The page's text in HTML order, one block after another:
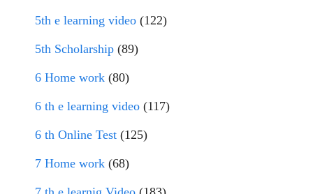
5th e learning video (122)
5th Scholarship (89)
6 Home work (80)
6 th e learning video (117)
6 th Online Test (125)
7 Home work (68)